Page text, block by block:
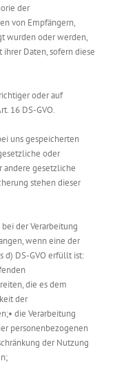
der
von Empfängern,
wurden oder werden,
Daten, sofern diese
oder auf
16 DS-GVO.
uns gespeicherten
oder
andere gesetzliche
stehen dieser
der Verarbeitung
wenn eine der
d) DS-GVO erfüllt ist:
die es dem
der
die Verarbeitung
personenbezogenen
der Nutzung